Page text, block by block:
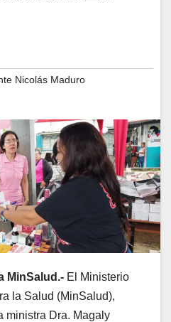
Nicolás Maduro
MinSalud.- El Ministerio
la Salud (MinSalud),
ministra Dra. Magaly